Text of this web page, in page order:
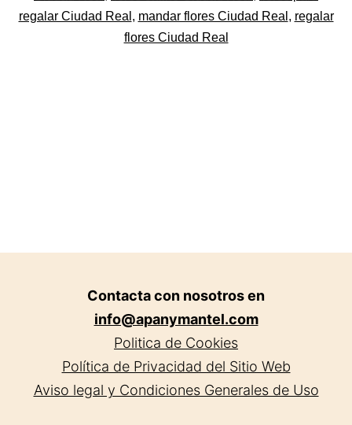
regalar Ciudad Real , mandar flores Ciudad Real , regalar
flores Ciudad Real
Contacta con nosotros en
info@apanymantel.com
Politica de Cookies
Política de Privacidad del Sitio Web
Aviso legal y Condiciones Generales de Uso